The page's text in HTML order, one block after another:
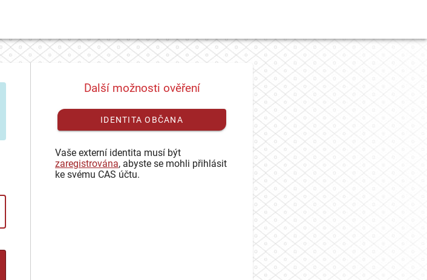
Další možnosti ověření
IDENTITA OBČANA
Vaše externí identita musí být
zaregistrována, abyste se mohli přihlásit
ke svému CAS účtu.